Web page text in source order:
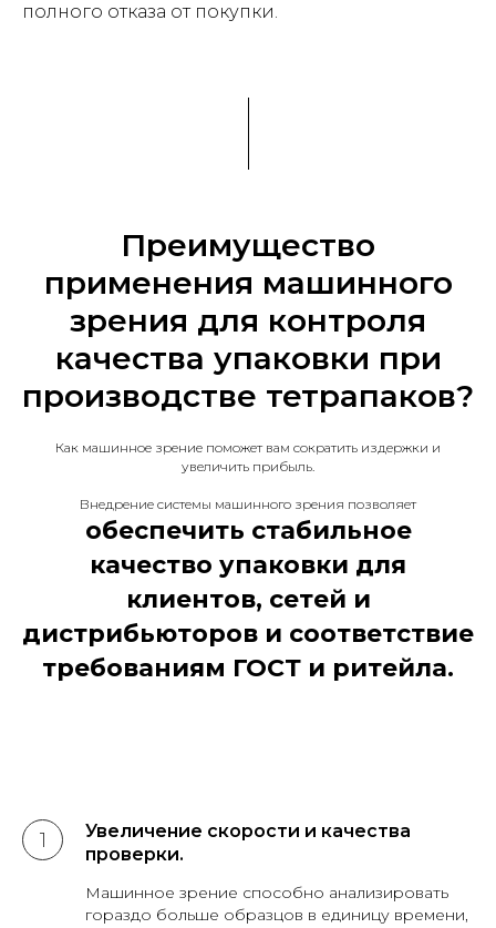
полного отказа от покупки.
Преимущество
применения машинного
зрения для контроля
качества упаковки при
производстве тетрапаков?
Как машинное зрение поможет вам сократить издержки и
увеличить прибыль.
Внедрение системы машинного зрения позволяет
обеспечить стабильное
качество упаковки для
клиентов, сетей и
дистрибьюторов и соответствие
требованиям ГОСТ и ритейла.
Увеличение скорости и качества
проверки.
Машинное зрение способно анализировать
гораздо больше образцов в единицу времени,